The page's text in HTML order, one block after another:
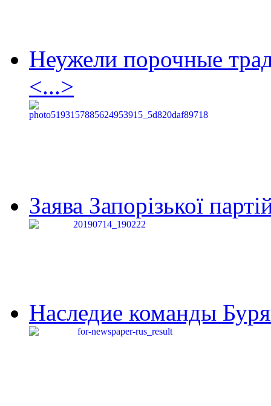
Неужели порочные
<...>
Заява Запорізької
Наследие команды